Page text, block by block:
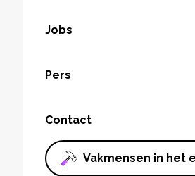
Jobs
Pers
Contact
Vakmensen in het